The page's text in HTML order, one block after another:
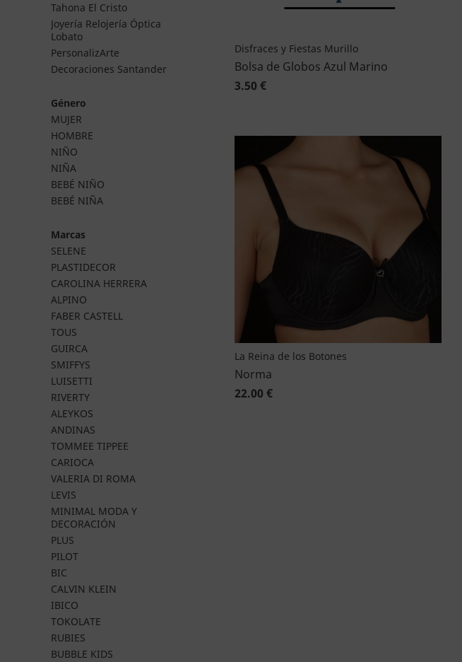
Tahona El Cristo
Joyería Relojería Óptica
Lobato
PersonalizArte
Decoraciones Santander
Género
MUJER
HOMBRE
NIÑO
NIÑA
BEBÉ NIÑO
BEBÉ NIÑA
Marcas
SELENE
PLASTIDECOR
CAROLINA HERRERA
ALPINO
FABER CASTELL
TOUS
GUIRCA
SMIFFYS
LUISETTI
RIVERTY
ALEYKOS
ANDINAS
TOMMEE TIPPEE
CARIOCA
VALERIA DI ROMA
LEVIS
MINIMAL MODA Y
DECORACIÓN
PLUS
PILOT
BIC
CALVIN KLEIN
IBICO
TOKOLATE
RUBIES
BUBBLE KIDS
Disfraces y Fiestas Murillo
Bolsa de Globos Azul Marino
3.50 €
La Reina de los Botones
Norma
22.00 €